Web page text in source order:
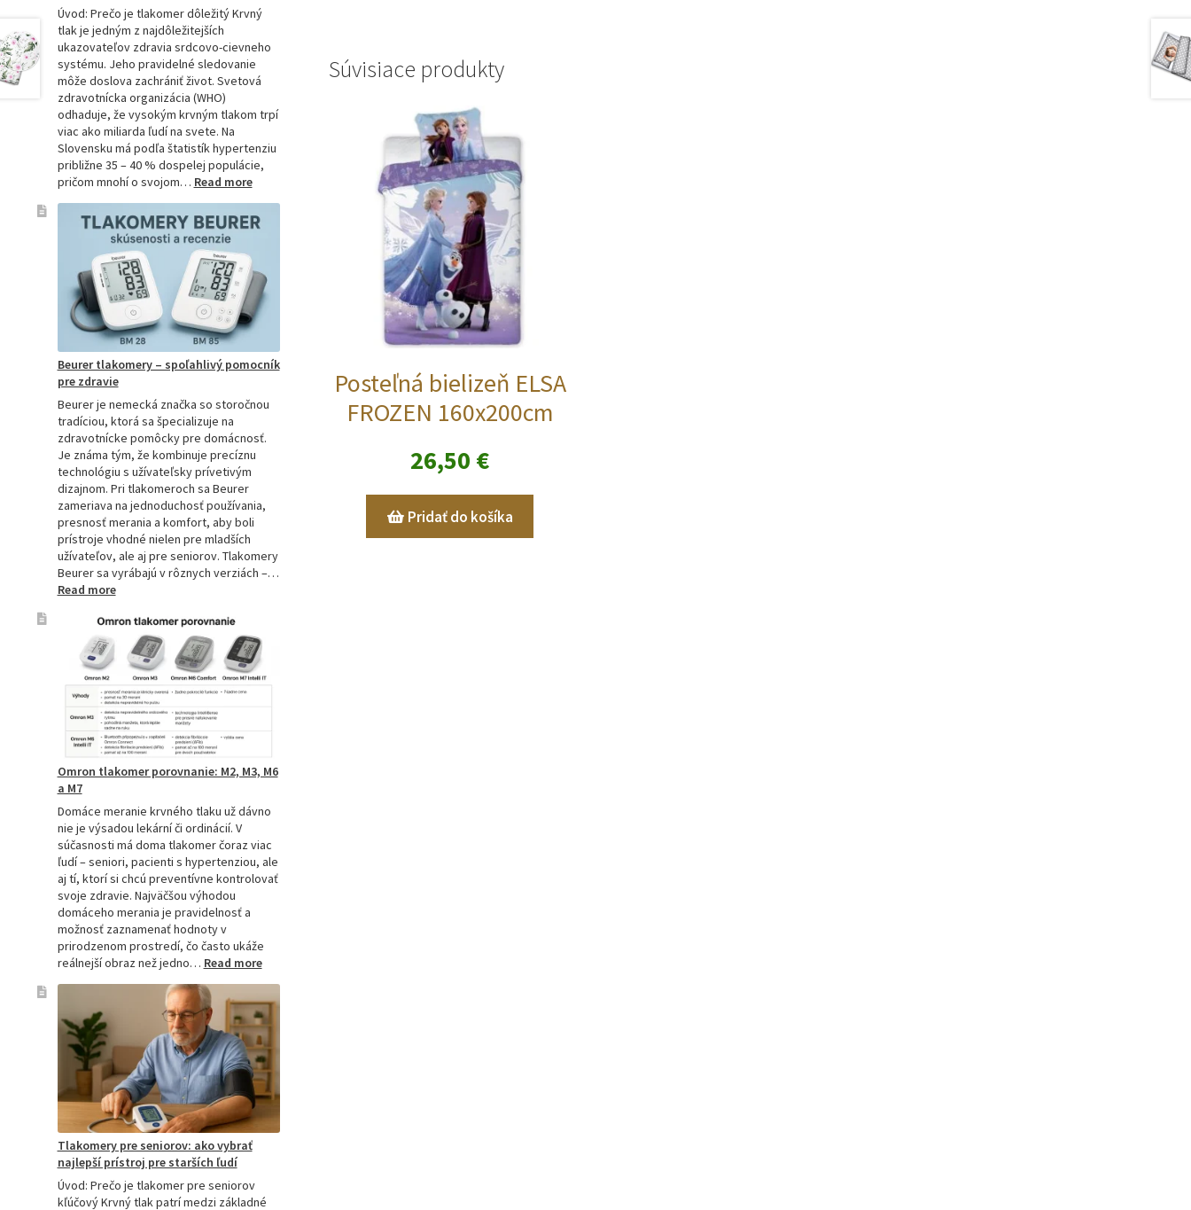
Súvisiace produkty
Posteľná bielizeň ELSA
FROZEN 160x200cm
26,50 €
Pridať do košíka
Úvod: Prečo je tlakomer dôležitý Krvný
tlak je jedným z najdôležitejších
ukazovateľov zdravia srdcovo-cievneho
systému. Jeho pravidelné sledovanie
môže doslova zachrániť život. Svetová
zdravotnícka organizácia (WHO)
odhaduje, že vysokým krvným tlakom trpí
viac ako miliarda ľudí na svete. Na
Slovensku má podľa štatistík hypertenziu
približne 35 – 40 % dospelej populácie,
pričom mnohí o svojom… Read more:
si
vybrať
tlakomer:
Kompletný
sprievodca
pre
domácnosti
aj
profesionálov
Beurer tlakomery – spoľahlivý pomocník
pre zdravie
Beurer je nemecká značka so storočnou
tradíciou, ktorá sa špecializuje na
zdravotnícke pomôcky pre domácnosť.
Je známa tým, že kombinuje precíznu
technológiu s užívateľsky prívetivým
dizajnom. Pri tlakomeroch sa Beurer
zameriava na jednoduchosť používania,
presnosť merania a komfort, aby boli
prístroje vhodné nielen pre mladších
užívateľov, ale aj pre seniorov. Tlakomery
Beurer sa vyrábajú v rôznych verziách –…
Read more:
tlakomery
spoľahlivý
pomocník
pre
zdravie
Omron tlakomer porovnanie: M2, M3, M6
a M7
Domáce meranie krvného tlaku už dávno
nie je výsadou lekární či ordinácií. V
súčasnosti má doma tlakomer čoraz viac
ľudí – seniori, pacienti s hypertenziou, ale
aj tí, ktorí si chcú preventívne kontrolovať
svoje zdravie. Najväčšou výhodou
domáceho merania je pravidelnosť a
možnosť zaznamenať hodnoty v
prirodzenom prostredí, čo často ukáže
reálnejší obraz než jedno… Read more:
porovnanie:
M2,
M3,
M6
a
M7
Tlakomery pre seniorov: ako vybrať
najlepší prístroj pre starších ľudí
Úvod: Prečo je tlakomer pre seniorov
kľúčový Krvný tlak patrí medzi základné